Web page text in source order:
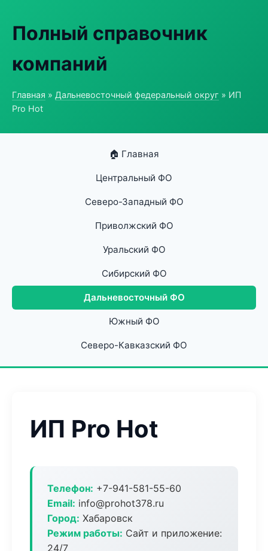
Полный справочник
компаний
Главная » Дальневосточный федеральный округ » ИП
Pro Hot
🏠 Главная
Центральный ФО
Северо-Западный ФО
Приволжский ФО
Уральский ФО
Сибирский ФО
Дальневосточный ФО
Южный ФО
Северо-Кавказский ФО
ИП Pro Hot
Телефон: +7-941-581-55-60
Email: info@prohot378.ru
Город: Хабаровск
Режим работы: Сайт и приложение:
24/7